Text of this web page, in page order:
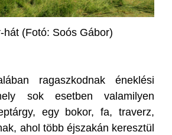
hát (Fotó: Soós Gábor)
ragaszkodnak éneklési
sok esetben valamilyen
egy bokor, fa, traverz,
ahol több éjszakán keresztül